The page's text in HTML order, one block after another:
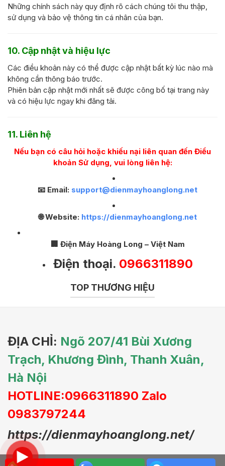
Những chính sách này quy định rõ cách chúng tôi thu thập,
sử dụng và bảo vệ thông tin cá nhân của bạn.
10. Cập nhật và hiệu lực
Các điều khoản này có thể được cập nhật bất kỳ lúc nào mà
không cần thông báo trước.
Phiên bản cập nhật mới nhất sẽ được công bố tại trang này
và có hiệu lực ngay khi đăng tải.
11. Liên hệ
Nếu bạn có câu hỏi hoặc khiếu nại liên quan đến Điều
khoản Sử dụng, vui lòng liên hệ:
📧 Email: support@dienmayhoanglong.net
🌐 Website: https://dienmayhoanglong.net
🏢 Điện Máy Hoàng Long – Việt Nam
Điện thoại. 0966311890
TOP THƯƠNG HIỆU
ĐỊA CHỈ: Ngõ 207/41 Bùi Xương
Trạch, Khương Đình, Thanh Xuân,
Hà Nội
HOTLINE:0966311890 Zalo
0983797244
https://dienmayhoanglong.net/